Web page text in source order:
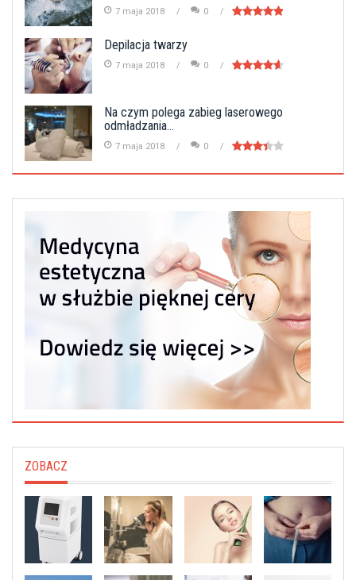
7 maja 2018 0
Depilacja twarzy
7 maja 2018 0
Na czym polega zabieg laserowego
odmładzania...
7 maja 2018 0
ZOBACZ